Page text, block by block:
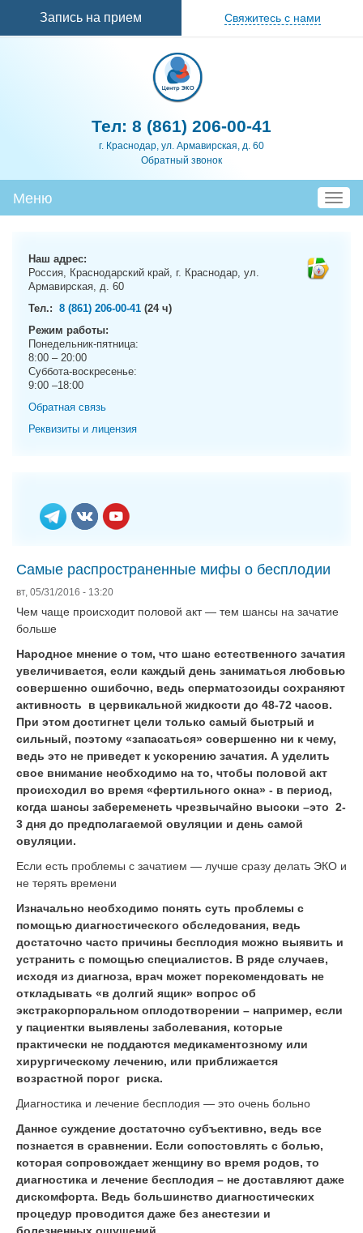
Запись на прием Свяжитесь с нами
Тел: 8 (861) 206-00-41
г. Краснодар, ул. Армавирская, д. 60
Обратный звонок
T
o
Меню
Наш адрес:
Россия, Краснодарский край, г. Краснодар, ул.
Армавирская, д. 60
Тел.: 8 (861) 206-00-41 (24 ч)
Режим работы:
Понедельник-пятница:
8:00 – 20:00
Суббота-воскресенье:
9:00 –18:00
Обратная связь
Реквизиты и лицензия
Самые распространенные мифы о бесплодии
вт, 05/31/2016 - 13:20
Чем чаще происходит половой акт — тем шансы на зачатие
больше
Народное мнение о том, что шанс естественного зачатия
увеличивается, если каждый день заниматься любовью
совершенно ошибочно, ведь сперматозоиды сохраняют
активность в цервикальной жидкости до 48-72 часов.
При этом достигнет цели только самый быстрый и
сильный, поэтому «запасаться» совершенно ни к чему,
ведь это не приведет к ускорению зачатия. А уделить
свое внимание необходимо на то, чтобы половой акт
происходил во время «фертильного окна» - в период,
когда шансы забеременеть чрезвычайно высоки –это 2-
3 дня до предполагаемой овуляции и день самой
овуляции.
Если есть проблемы с зачатием — лучше сразу делать ЭКО и
не терять времени
Изначально необходимо понять суть проблемы с
помощью диагностического обследования, ведь
достаточно часто причины бесплодия можно выявить и
устранить с помощью специалистов. В ряде случаев,
исходя из диагноза, врач может порекомендовать не
откладывать «в долгий ящик» вопрос об
экстракорпоральном оплодотворении – например, если
у пациентки выявлены заболевания, которые
практически не поддаются медикаментозному или
хирургическому лечению, или приближается
возрастной порог риска.
Диагностика и лечение бесплодия — это очень больно
Данное суждение достаточно субъективно, ведь все
познается в сравнении. Если сопостовлять с болью,
которая сопровождает женщину во время родов, то
диагностика и лечение бесплодия – не доставляют даже
дискомфорта. Ведь большинство диагностических
процедур проводится даже без анестезии и